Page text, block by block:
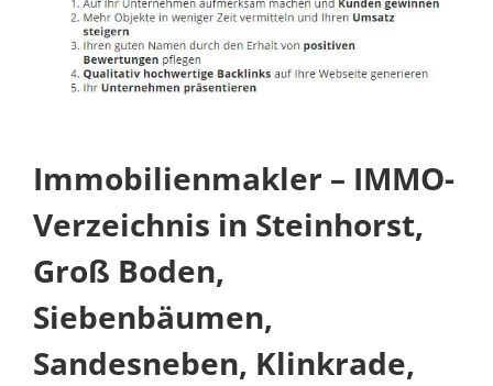
Immobilienmakler – IMMO-
Verzeichnis in Steinhorst,
Groß Boden,
Siebenbäumen,
Sandesneben, Klinkrade,